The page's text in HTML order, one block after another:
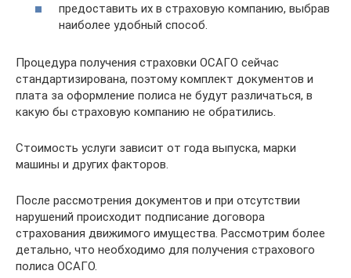
предоставить их в страховую компанию, выбрав
наиболее удобный способ.
Процедура получения страховки ОСАГО сейчас
стандартизирована, поэтому комплект документов и
плата за оформление полиса не будут различаться, в
какую бы страховую компанию не обратились.
Стоимость услуги зависит от года выпуска, марки
машины и других факторов.
После рассмотрения документов и при отсутствии
нарушений происходит подписание договора
страхования движимого имущества. Рассмотрим более
детально, что необходимо для получения страхового
полиса ОСАГО.